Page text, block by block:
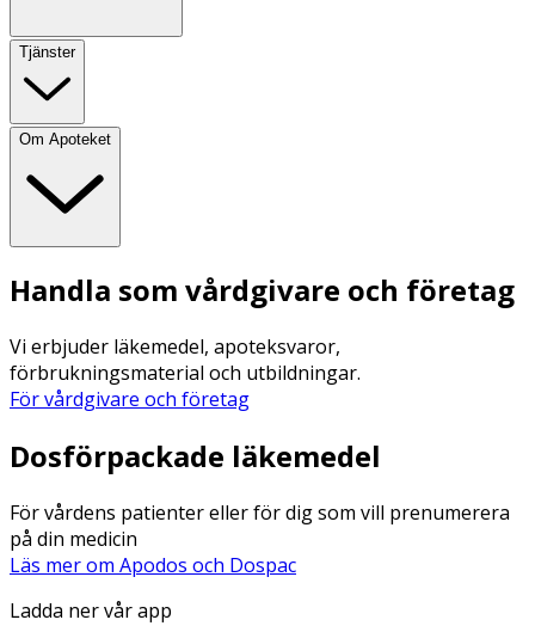
Tjänster
Om Apoteket
Handla som vårdgivare och företag
Vi erbjuder läkemedel, apoteksvaror,
förbrukningsmaterial och utbildningar.
För vårdgivare och företag
Dosförpackade läkemedel
För vårdens patienter eller för dig som vill prenumerera
på din medicin
Läs mer om Apodos och Dospac
Ladda ner vår app